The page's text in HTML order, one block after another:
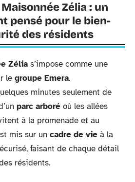
Zélia : un
pensé pour le bien-
des résidents
Zélia s’impose comme une
le groupe Emera.
minutes seulement de
parc arboré où les allées
à la promenade et au
mis sur un cadre de vie à la
faisant de chaque détail
résidents.